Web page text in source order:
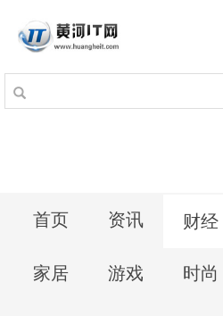
首页 资讯 财经
家居 游戏 时尚